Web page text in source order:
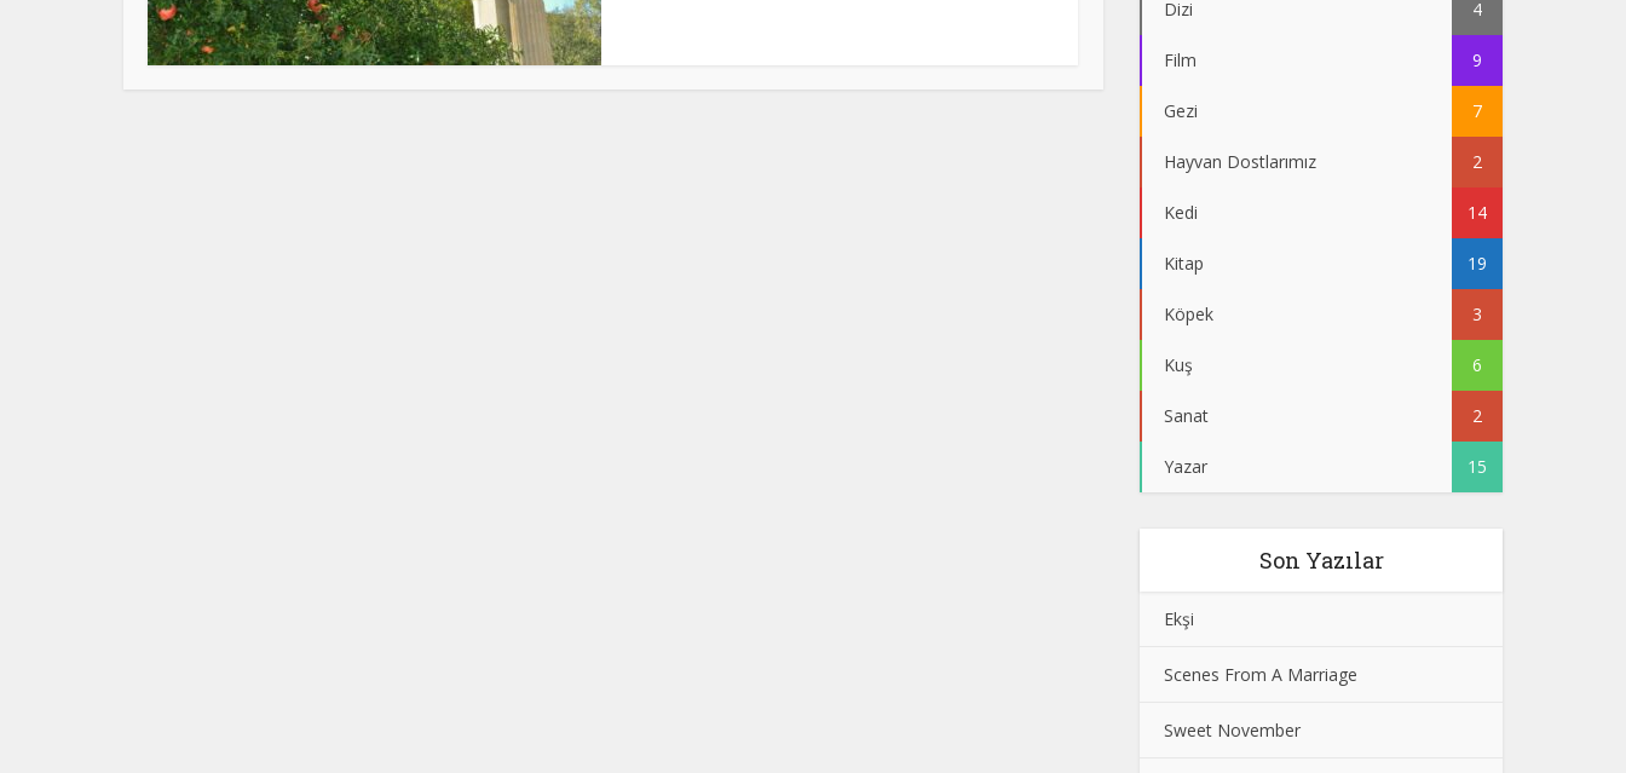
Dizi 4
Film 9
Gezi 7
Hayvan Dostlarımız 2
Kedi 14
Kitap 19
Köpek 3
Kuş 6
Sanat 2
Yazar 15
Son Yazılar
Ekşi
Scenes From A Marriage
Sweet November